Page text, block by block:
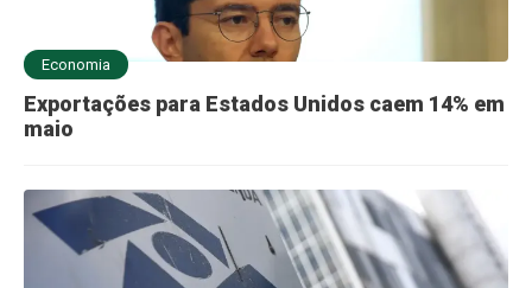
Economia
Exportações para Estados Unidos caem 14% em
maio